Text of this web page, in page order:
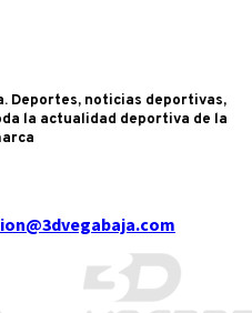
Deportes, noticias deportivas,
la actualidad deportiva de la